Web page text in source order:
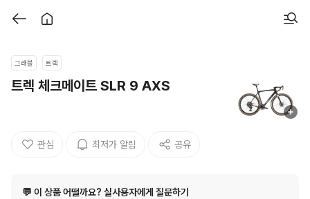
그래블 트렉
트렉 체크메이트 SLR 9 AXS
관심 최저가 알림 공유
💬 이 상품 어떨까요? 실사용자에게 질문하기